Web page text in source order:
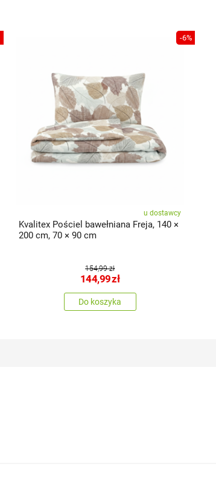
-6%
u dostawcy
Kvalitex Pościel bawełniana Freja, 140 ×
200 cm, 70 × 90 cm
154,99 zł
144,99zł
Do koszyka